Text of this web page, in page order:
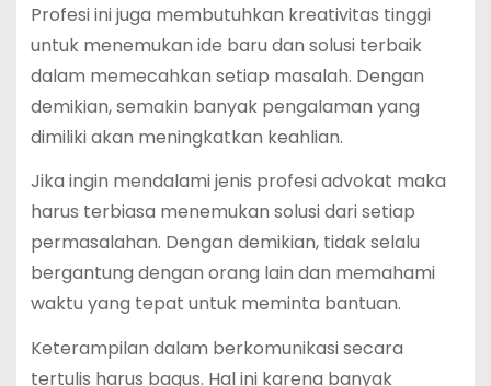
Profesi ini juga membutuhkan kreativitas tinggi
untuk menemukan ide baru dan solusi terbaik
dalam memecahkan setiap masalah. Dengan
demikian, semakin banyak pengalaman yang
dimiliki akan meningkatkan keahlian.
Jika ingin mendalami jenis profesi advokat maka
harus terbiasa menemukan solusi dari setiap
permasalahan. Dengan demikian, tidak selalu
bergantung dengan orang lain dan memahami
waktu yang tepat untuk meminta bantuan.
Keterampilan dalam berkomunikasi secara
tertulis harus bagus. Hal ini karena banyak